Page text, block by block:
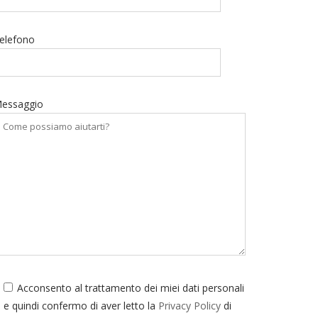
Acconsento al trattamento dei miei dati personali
e quindi confermo di aver letto la Privacy Policydi